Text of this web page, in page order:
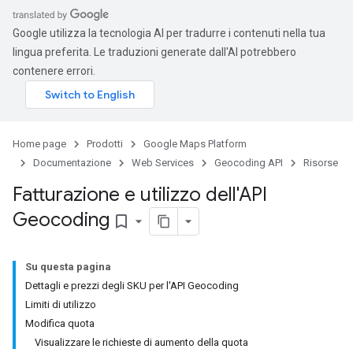
Google utilizza la tecnologia AI per tradurre i contenuti nella tua
lingua preferita. Le traduzioni generate dall'AI potrebbero
contenere errori.
Home page Prodotti
Google Maps Platform
Documentazione
Web Services Geocoding API Risorse
Fatturazione e utilizzo dell'API
Geocoding bookmark_border
Su questa pagina
Dettagli e prezzi degli SKU per l'API Geocoding
Limiti di utilizzo
Modifica quota
Visualizzare le richieste di aumento della quota